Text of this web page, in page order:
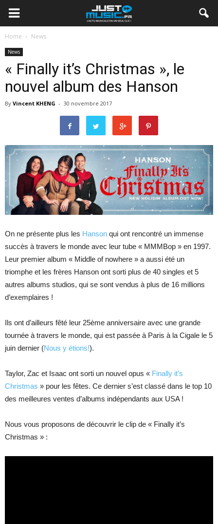
Home News
News
« Finally it’s Christmas », le
nouvel album des Hanson
By Vincent KHENG - 30 novembre 2017
On ne présente plus les Hanson qui ont rencontré un immense
succès à travers le monde avec leur tube « MMMBop » en 1997.
Leur premier album « Middle of nowhere » a aussi été un
triomphe et les frères Hanson ont sorti plus de 40 singles et 5
autres albums studios, qui se sont vendus à plus de 16 millions
d’exemplaires !
Ils ont d’ailleurs fêté leur 25ème anniversaire avec une grande
tournée à travers le monde, qui est passée à Paris à la Cigale le 5
juin dernier (Nous y étions!).
Taylor, Zac et Isaac ont sorti un nouvel opus « Finally it’s
Christmas » pour les fêtes. Ce dernier s’est classé dans le top 10
des meilleures ventes d’albums indépendants aux USA !
Nous vous proposons de découvrir le clip de « Finally it’s
Christmas » :